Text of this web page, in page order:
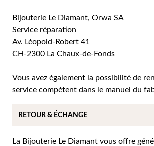
Bijouterie Le Diamant, Orwa SA
Service réparation
Av. Léopold-Robert 41
CH-2300 La Chaux-de-Fonds
Vous avez également la possibilité de
service compétent dans le manuel du
La Bijouterie Le Diamant vous offre
RETOUR & ÉCHANGE